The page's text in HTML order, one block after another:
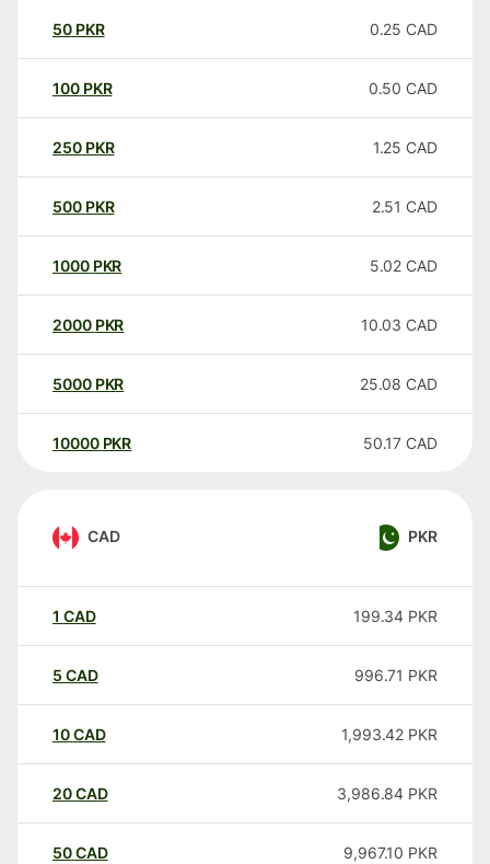
50 PKR 0.25 CAD
100 PKR 0.50 CAD
250 PKR 1.25 CAD
500 PKR 2.51 CAD
1000 PKR 5.02 CAD
2000 PKR 10.03 CAD
5000 PKR 25.08 CAD
10000 PKR 50.17 CAD
CAD PKR
1 CAD 199.34 PKR
5 CAD 996.71 PKR
10CAD 1,993.42 PKR
20CAD 3,986.84 PKR
50CAD 9,967.10 PKR